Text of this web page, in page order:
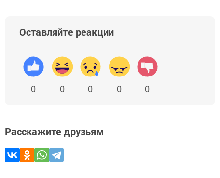
Оставляйте реакции
0 0 0 0 0
Расскажите друзьям